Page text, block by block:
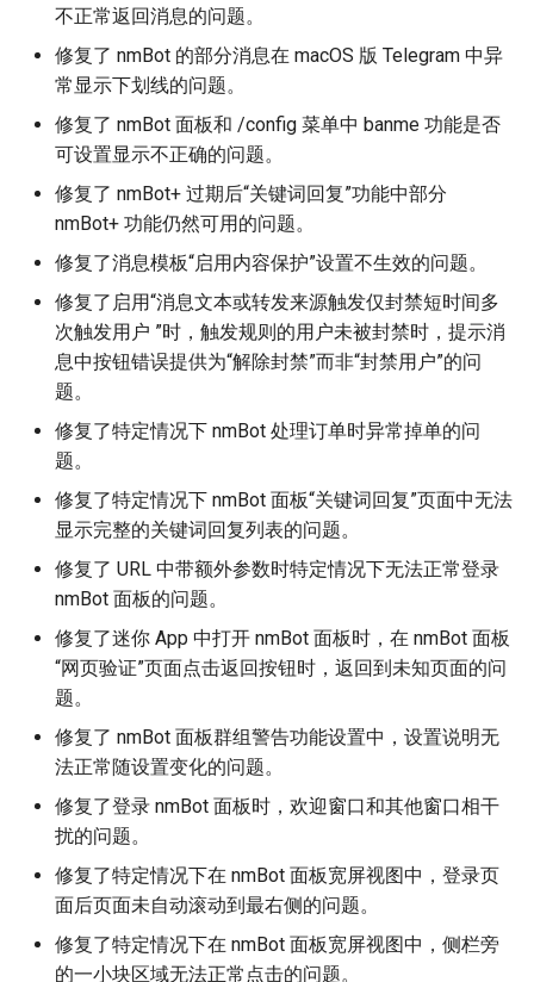
不正常返回消息的问题。
修复了 nmBot 的部分消息在 macOS 版 Telegram 中异
常显示下划线的问题。
修复了 nmBot 面板和 /config 菜单中 banme 功能是否
可设置显示不正确的问题。
修复了 nmBot+ 过期后“关键词回复”功能中部分
nmBot+ 功能仍然可用的问题。
修复了消息模板“启用内容保护”设置不生效的问题。
修复了启用“消息文本或转发来源触发仅封禁短时间多
次触发用户 ”时，触发规则的用户未被封禁时，提示消
息中按钮错误提供为“解除封禁”而非“封禁用户”的问
题。
修复了特定情况下 nmBot 处理订单时异常掉单的问
题。
修复了特定情况下 nmBot 面板“关键词回复”页面中无法
显示完整的关键词回复列表的问题。
修复了 URL 中带额外参数时特定情况下无法正常登录
nmBot 面板的问题。
修复了迷你 App 中打开 nmBot 面板时，在 nmBot 面板
“网页验证”页面点击返回按钮时，返回到未知页面的问
题。
修复了 nmBot 面板群组警告功能设置中，设置说明无
法正常随设置变化的问题。
修复了登录 nmBot 面板时，欢迎窗口和其他窗口相干
扰的问题。
修复了特定情况下在 nmBot 面板宽屏视图中，登录页
面后页面未自动滚动到最右侧的问题。
修复了特定情况下在 nmBot 面板宽屏视图中，侧栏旁
的一小块区域无法正常点击的问题。